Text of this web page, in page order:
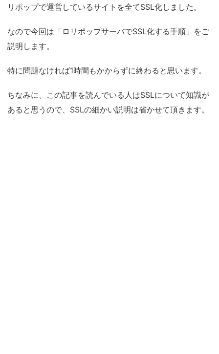
リポップで運営しているサイトを全てSSL化しました。
なので今回は「ロリポップサーバでSSL化する手順」をご
説明します。
特に問題なければ1時間もかからずに終わると思います。
ちなみに、この記事を読んでいる人はSSLについて知識が
あると思うので、SSLの細かい説明は省かせて頂きます。